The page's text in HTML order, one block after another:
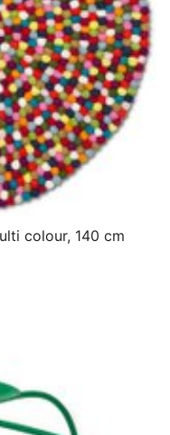
colour, 140 cm